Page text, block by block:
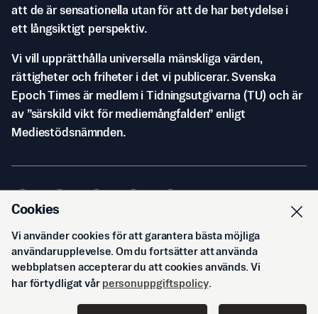
att de är sensationella utan för att de har betydelse i
ett långsiktigt perspektiv.
Vi vill upprätthålla universella mänskliga värden,
rättigheter och friheter i det vi publicerar. Svenska
Epoch Times är medlem i Tidningsutgivarna (TU) och är
av ”särskild vikt för mediemångfalden” enligt
Mediestödsnämnden.
© Svenska Epoch Times AB2026
Cookies
Vi använder cookies för att garantera bästa möjliga
användarupplevelse. Om du fortsätter att använda
webbplatsen accepterar du att cookies används. Vi
har förtydligat vår personuppgiftspolicy.